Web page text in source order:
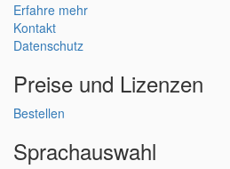
Erfahre mehr
Kontakt
Datenschutz
Preise und Lizenzen
Bestellen
Sprachauswahl